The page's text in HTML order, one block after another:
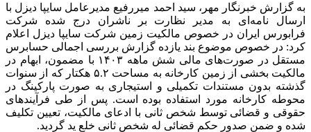
به گزارش خبرنگار مهر، سید احمد میررفیع مدیرعامل سایپا دیزل با
ارسال نامه‌ای به مدیر نظارت بر ناشران درج شده شرکت
فرابورس ایران در خصوص مالکیت زمین شرکت سایپا دیزل اعلام
کرد: در خصوص موضوع بند یازده گزارش بررسی اجمالی حسابرس
مستقل در صورت‌های مالی شش ماهه ۱۴۰۳ با مضمون، ابهام در
مالکیت بخشی از زمین کارخانه به مساحت ۵.۲ هکتار که از سنوات
گذشته بدون مستندات تکمیلی و استیجاری به صورت پارکینگ در
محوطه کارخانه مورد استفاده بوده است. پس از طی فرآیندهای
حقوقی و قضائی توسط شخص ثانی با ادعای مالکیت، تعیین تکلیف
شده و ضمن صدور حکم قضائی له شخص ثانی خلع ید گردید.